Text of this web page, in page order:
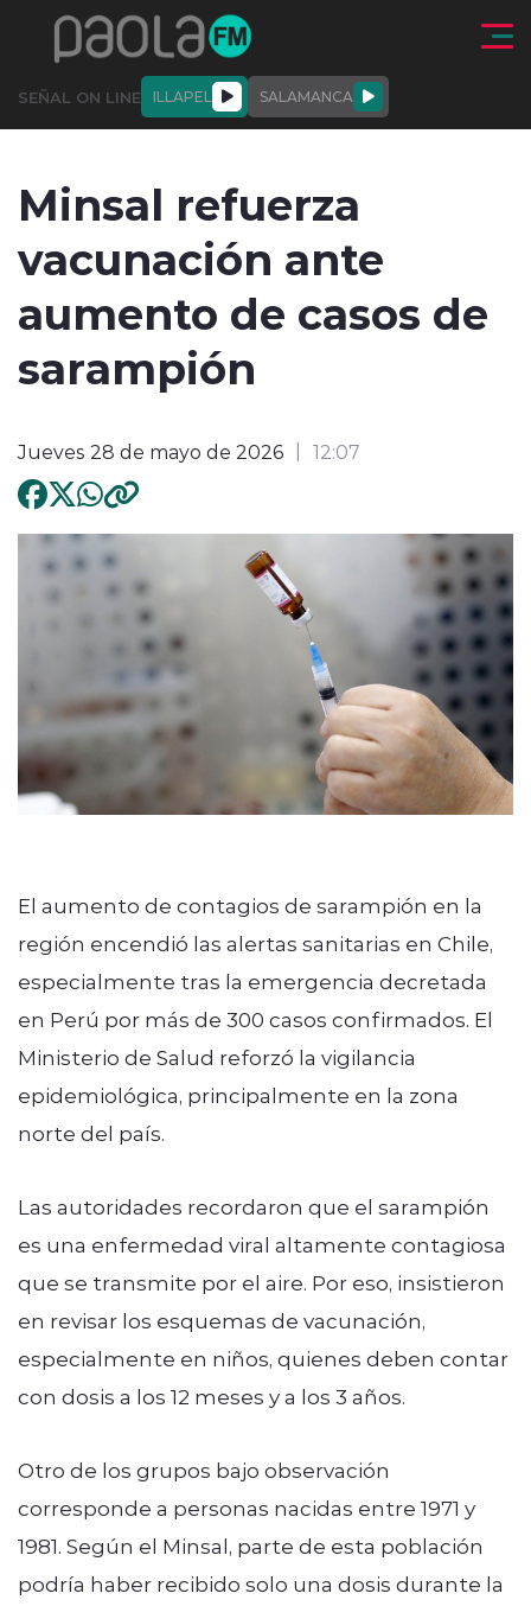
Click acá para ir directamente al contenido
SEÑAL ON LINE ILLAPEL SALAMANCA
ACTUALIDAD
modo claro
Minsal refuerza
vacunación ante
aumento de casos de
sarampión
Jueves 28 de mayo de 2026 12:07
El aumento de contagios de sarampión en la
región encendió las alertas sanitarias en Chile,
especialmente tras la emergencia decretada
en Perú por más de 300 casos confirmados. El
Ministerio de Salud reforzó la vigilancia
epidemiológica, principalmente en la zona
norte del país.
Las autoridades recordaron que el sarampión
es una enfermedad viral altamente contagiosa
que se transmite por el aire. Por eso, insistieron
en revisar los esquemas de vacunación,
especialmente en niños, quienes deben contar
con dosis a los 12 meses y a los 3 años.
Otro de los grupos bajo observación
corresponde a personas nacidas entre 1971 y
1981. Según el Minsal, parte de esta población
podría haber recibido solo una dosis durante la